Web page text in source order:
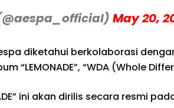
May 20,
diketahui berkolaborasi
“LEMONADE”, “WDA (Whole
ini akan dirilis secara resmi